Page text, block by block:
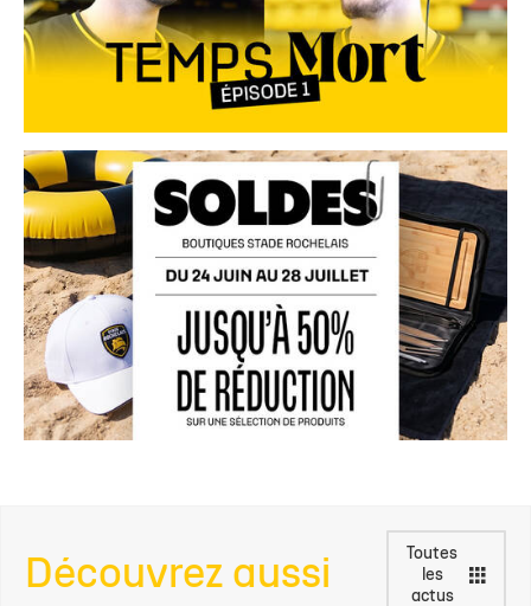
Découvrez aussi
Toutes
les
actus